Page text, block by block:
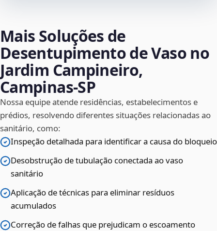
Mais Soluções de
Desentupimento de Vaso no
Jardim Campineiro,
Campinas‑SP
Nossa equipe atende residências, estabelecimentos e
prédios, resolvendo diferentes situações relacionadas ao
sanitário, como:
Inspeção detalhada para identificar a causa do bloqueio
Desobstrução de tubulação conectada ao vaso
sanitário
Aplicação de técnicas para eliminar resíduos
acumulados
Correção de falhas que prejudicam o escoamento